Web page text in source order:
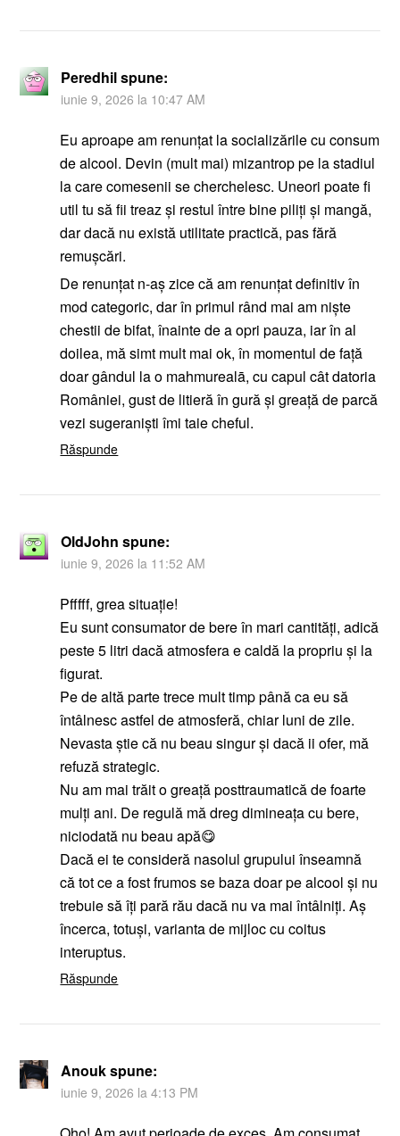
Peredhilspune:
iunie 9, 2026 la 10:47 AM
Eu aproape am renunțat la socializările cu consum
de alcool. Devin (mult mai) mizantrop pe la stadiul
la care comesenii se cherchelesc. Uneori poate fi
util tu să fii treaz şi restul între bine piliți şi mangă,
dar dacă nu există utilitate practică, pas fără
remuşcări.
De renunțat n-aş zice că am renunțat definitiv în
mod categoric, dar în primul rând mai am nişte
chestii de bifat, înainte de a opri pauza, iar în al
doilea, mă simt mult mai ok, în momentul de față
doar gândul la o mahmurealā, cu capul cât datoria
României, gust de litieră în gură şi greață de parcă
vezi sugeranişti îmi taie cheful.
Răspunde
OldJohn spune:
iunie 9, 2026 la 11:52 AM
Pfffff, grea situație!
Eu sunt consumator de bere în mari cantități, adică
peste 5 litri dacă atmosfera e caldă la propriu și la
figurat.
Pe de altă parte trece mult timp până ca eu să
întâlnesc astfel de atmosferă, chiar luni de zile.
Nevasta știe că nu beau singur și dacă ii ofer, mă
refuză strategic.
Nu am mai trăit o greață posttraumatică de foarte
mulți ani. De regulă mă dreg dimineața cu bere,
niciodată nu beau apă😋
Dacă ei te consideră nasolul grupului înseamnă
că tot ce a fost frumos se baza doar pe alcool și nu
trebuie să îți pară rău dacă nu va mai întâlniți. Aș
încerca, totuși, varianta de mijloc cu coitus
interuptus.
Răspunde
Anoukspune:
iunie 9, 2026 la 4:13 PM